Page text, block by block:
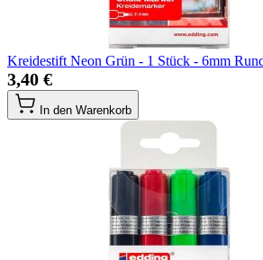
Kreidestift Neon Grün - 1 Stück - 6mm
3,40 €
In den Warenkorb